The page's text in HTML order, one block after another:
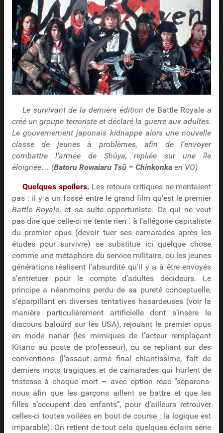
Le survivant de la dernière édition de Battle Royale a
créé un groupe terroriste et déclaré la guerre aux adultes.
Le gouvernement japonais kidnappe alors une nouvelle
classe de jeunes à problèmes, afin de l’envoyer
combattre l’armée de Shûya, repliée sur une île
éloignée… (Batoru Rowaiaru Tsū – Chinkonkaen VO)
Quelques spoilers. Les retours critiques ne mentaient
pas : il y a un fossé entre le grand film qu’est le premier
Battle Royale, et sa suite opportuniste. Ce qui ne veut
pas dire que celle-ci ne tente rien : à l’allégorie capitaliste
du premier opus (devoir tuer ses camarades après les
études pour survivre) se substitue ici quelque chose
comme une métaphore du service militaire, où les jeunes
générations réalisent l’absurdité qu’il y a à être envoyés
s’entretuer pour le compte d’adultes décideurs. Le
principe a néanmoins perdu de sa pureté conceptuelle,
s’éparpillant en diverses tentatives hasardeuses (voir la
manière particulièrement artificielle dont s’insère le
discours balourd sur les USA), rejouant le premier opus
en mode nanar (les mimiques de l’acteur remplaçant
Kitano au poste de professeur), ou se repliant sur des
conventions (l’assaut armé final chiantissime, fait de
derniers mots tragiques et de camarades qui hurlent de
tristesse à chaque mort – avec option réac “séparons-
nous afin que les garçons aillent se battre et que les
filles s’occupent des enfants”, pour d’ailleurs retrouver
celles-ci toutes voilées en bout de course ; la logique est
imparable). On retient de tout cela quelques éclairs série